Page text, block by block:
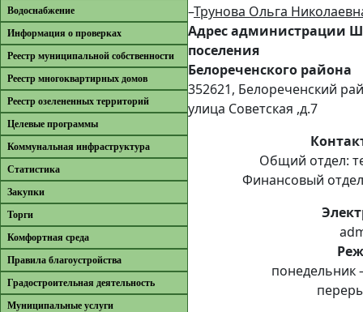
Водоснабжение
Информация о проверках
Реестр муниципальной собственности
Реестр многоквартирных домов
Реестр озелененных территорий
Целевые программы
Коммунальная инфраструктура
Cтатистика
Закупки
Торги
Комфортная среда
Правила благоустройства
Градостроительная деятельность
Муниципальные услуги
–Трунова Ольга
Адрес администрации
поселения
Белореченского района
352621, Белореченский
улица Советская ,д.7
Общий отдел:
Финансовый
понедельник